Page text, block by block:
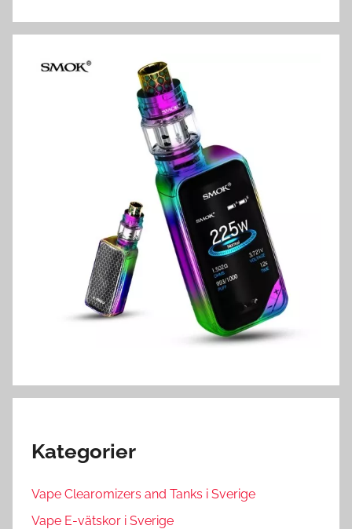
Kategorier
Vape Clearomizers and Tanks i Sverige
Vape E-vätskor i Sverige